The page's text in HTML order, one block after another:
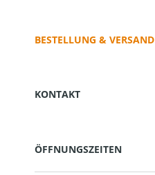
BESTELLUNG & VERSAND
KONTAKT
ÖFFNUNGSZEITEN